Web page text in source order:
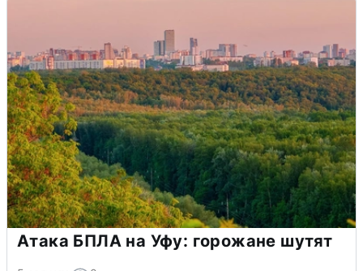
Атака БПЛА на Уфу: горожане шутят